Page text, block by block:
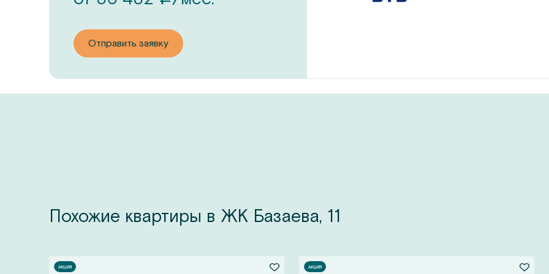
Отправить заявку
Похожие квартиры в ЖК Базаева, 11
АКЦИЯ АКЦИЯ